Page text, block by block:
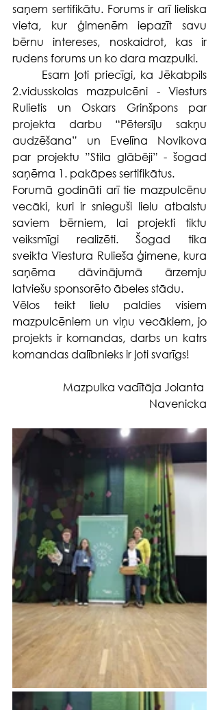
saņem sertifikātu. Forums ir arī lieliska
vieta, kur ģimenēm iepazīt savu
bērnu intereses, noskaidrot, kas ir
rudens forums un ko dara mazpulki.
2.vidusskolas mazpulcēni - Viesturs
Rulietis un Oskars Grinšpons par
projekta darbu “Pētersīļu sakņu
audzēšana” un Evelīna Novikova
par projektu ”Stila glābēji” - šogad
saņēma 1. pakāpes sertifikātus.
Forumā godināti arī tie mazpulcēnu
vecāki, kuri ir snieguši lielu atbalstu
saviem bērniem, lai projekti tiktu
veiksmīgi realizēti. Šogad tika
sveikta Viestura Rulieša ģimene, kura
saņēma dāvinājumā ārzemju
latviešu sponsorēto ābeles stādu.
Vēlos teikt lielu paldies visiem
mazpulcēniem un viņu vecākiem, jo
projekts ir komandas, darbs un katrs
komandas dalībnieks ir ļoti svarīgs!
Mazpulka vadītāja Jolanta
Navenicka